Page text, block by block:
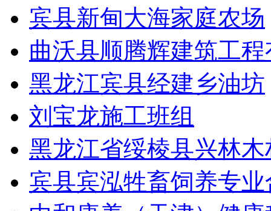
宾县新甸大海家庭农场
曲沃县顺腾辉建筑工
黑龙江宾县经建乡油坊
刘宝龙施工班组
黑龙江省绥棱县兴林
宾县宾泓牲畜饲养专